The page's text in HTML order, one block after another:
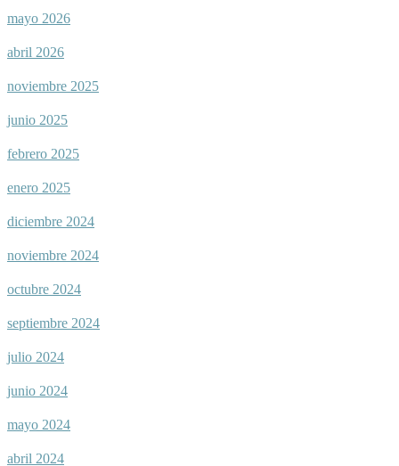
mayo 2026
abril 2026
noviembre 2025
junio 2025
febrero 2025
enero 2025
diciembre 2024
noviembre 2024
octubre 2024
septiembre 2024
julio 2024
junio 2024
mayo 2024
abril 2024